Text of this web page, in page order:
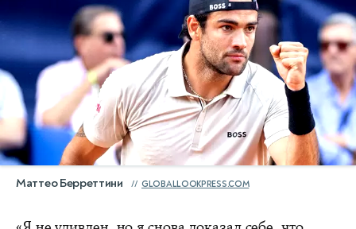
Маттео Берреттини GLOBALLOOKPRESS.COM